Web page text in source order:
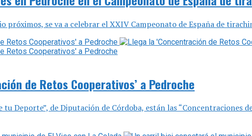
próximos, se va a celebrar el XXIV Campeonato de España de
de Retos Cooperativos’ a Pedroche
Deporte”, de Diputación de Córdoba, están las “Concentraciones